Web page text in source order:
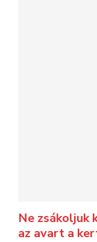
Ne zsákoljuk
az avart a